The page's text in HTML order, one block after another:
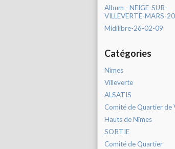
Album - NEIGE-SUR-
VILLEVERTE-MARS-
Midilibre-26-02-09
Catégories
Nîmes
Villeverte
ALSATIS
Comité de Quartier de
Hauts de Nîmes
SORTIE
Comité de Quartier